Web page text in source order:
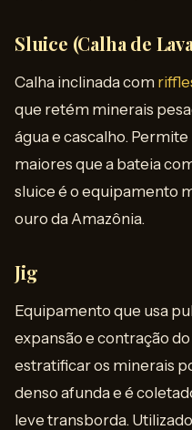
Sluice (Calha de
Calha inclinada com
que retém minerais
água e cascalho.
maiores que a bateia
sluice é o equipamento
ouro da Amazônia.
Jig
Equipamento que usa
expansão e contração
estratificar os minerais
denso afunda e é
leve transborda.